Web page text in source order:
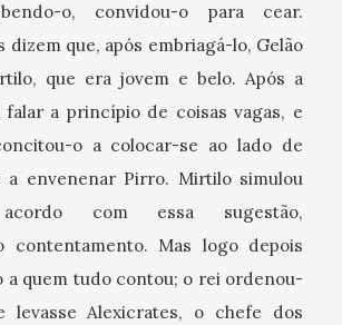
o, convidou-o para cear.
dizem que, após embriagá-lo, Gelão
que era jovem e belo. Após a
falar a princípio de coisas vagas, e
o a colocar-se ao lado de
a envenenar Pirro. Mirtilo simulou
com essa sugestão,
contentamento. Mas logo depois
a quem tudo contou; o rei ordenou-
levasse Alexicrates, o chefe dos